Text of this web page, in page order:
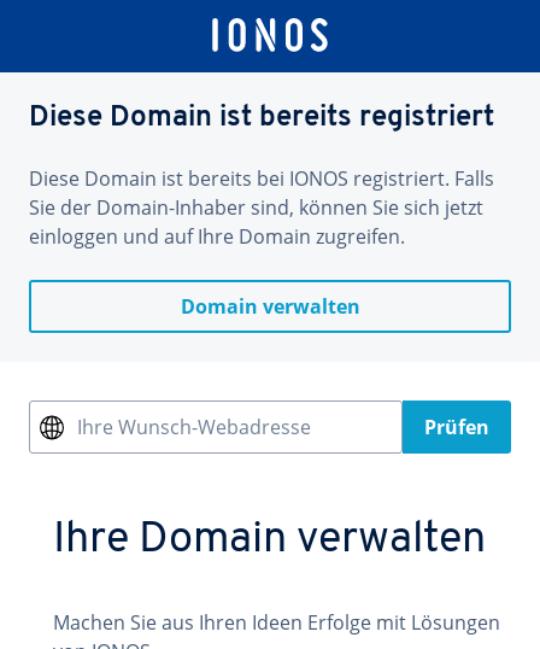
Diese Domain ist bereits registriert
Diese Domain ist bereits bei IONOS registriert. Falls
Sie der Domain-Inhaber sind, können Sie sich jetzt
einloggen und auf Ihre Domain zugreifen.
Domain verwalten
Ihre Wunsch-Webadresse Prüfen
Ihre Domain verwalten
Machen Sie aus Ihren Ideen Erfolge mit Lösungen